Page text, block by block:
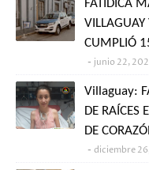
FATÍDICA
VILLAGUAY
CUMPLIÓ
junio 22,
Villaguay:
DE RAÍCES
DE
diciembre